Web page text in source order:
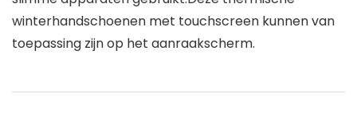
winterhandschoenen met touchscreen kunnen van
toepassing zijn op het aanraakscherm.